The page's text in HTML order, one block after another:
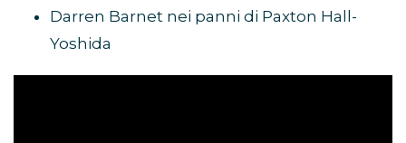
Darren Barnet nei panni di Paxton Hall-
Yoshida